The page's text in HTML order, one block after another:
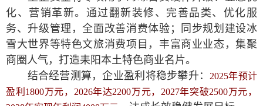
化、营销革新。通过翻新装修、完善品类、优化服
务、升级管理，全面改善消费体验；同步规划建设冰
雪大世界等特色文旅消费项目，丰富商业业态，集聚
商圈人气，打造耒阳本土特色商业名片。
结合经营测算，企业盈利将稳步攀升：2025年预计
盈利1800万元，2026年达2200万元，2027年突破2500万元，